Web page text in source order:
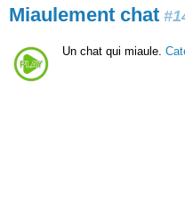
Miaulement chat
Un chat qui miaule.